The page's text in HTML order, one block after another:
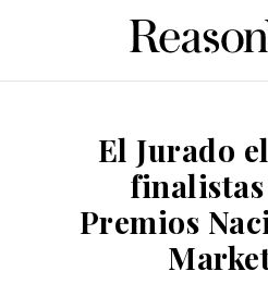
El Jurado
Premios